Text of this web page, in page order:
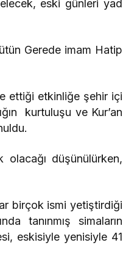
eski günleri yad
Gerede imam Hatip
ettiği etkinliğe şehir içi
kurtuluşu ve Kur’an
olacağı düşünülürken,
birçok ismi yetiştirdiği
tanınmış simaların
eskisiyle yenisiyle 41